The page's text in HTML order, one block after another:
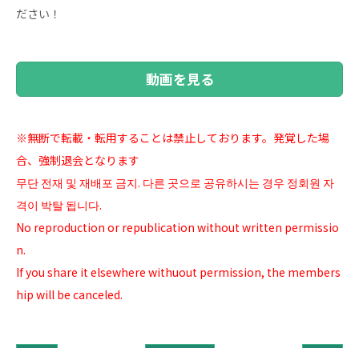
ださい！
動画を見る
※無断で転載・転用することは禁止しております。発覚した場
合、強制退会となります
무단 전재 및 재배포 금지. 다른 곳으로 공유하시는 경우 정회원 자
격이 박탈 됩니다.
No reproduction or republication without written permissio
n.
If you share it elsewhere withuout permission, the members
hip will be canceled.